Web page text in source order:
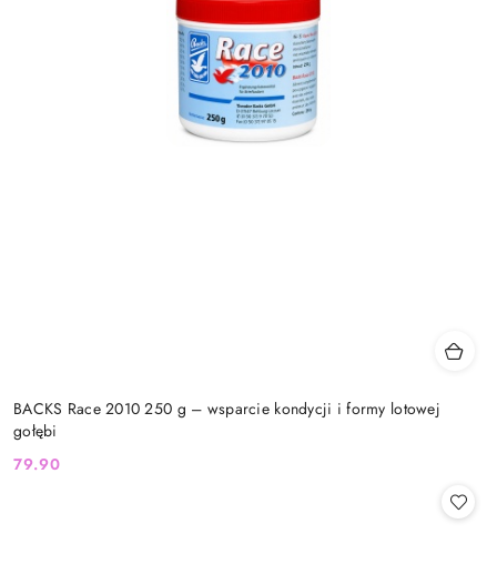
BACKS Race 2010 250 g – wsparcie kondycji i formy lotowej
gołębi
Cena:
79.90